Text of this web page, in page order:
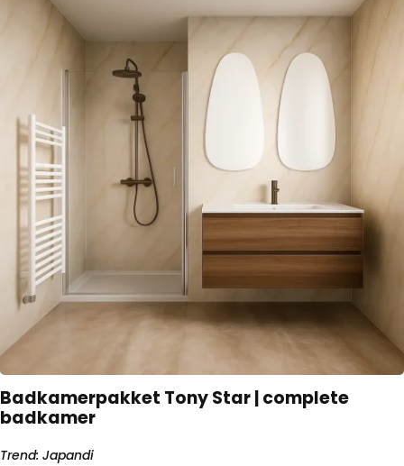
Badkamerpakket Tony Star | complete
badkamer
Trend: Japandi